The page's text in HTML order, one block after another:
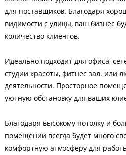
для поставщиков. Благодаря
видимости с улицы, ваш бизнес
количество клиентов.
Идеально подходит для офиса,
студии красоты, фитнес зал. или
деятельности. Просторное
уютную обстановку для ваших
Благодаря высокому потолку и
помещении всегда будет много
комфортную атмосферу для